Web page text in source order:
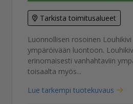
Tarkista toimitusalueet
Luonnollisen rosoinen
ympäröivään luontoon.
erinomaisesti vanhahtaviin
toisaalta myös...
Lue tarkempi tuotekuvaus